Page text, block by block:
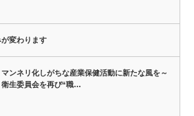
変わります
マンネリ化しがちな産業保健活動に新たな風を～
衛生委員会を再び“職…